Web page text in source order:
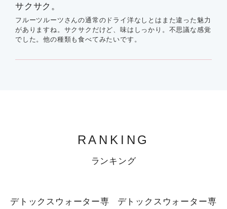
サクサク。
フルーツルーツさんの通常のドライ洋なしとはまた違った魅力
がありますね。サクサクだけど、味はしっかり。不思議な感覚
でした。他の種類も食べてみたいです。
RANKING
ランキング
デトックスウォーター専
デトックスウォーター専